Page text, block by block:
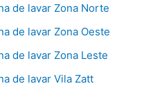
de lavar Zona Norte
de lavar Zona Oeste
de lavar Zona Leste
de lavar Vila Zatt